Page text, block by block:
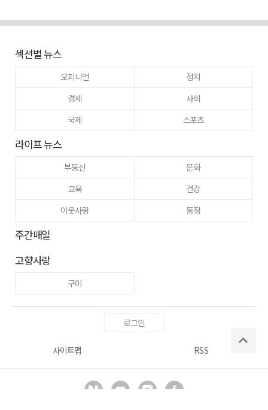
섹션별 뉴스
오피니언
정치
경제
사회
국제
스포츠
라이프 뉴스
부동산
문화
교육
건강
이웃사랑
동정
주간매일
고향사랑
구미
로그인
사이트맵 RSS